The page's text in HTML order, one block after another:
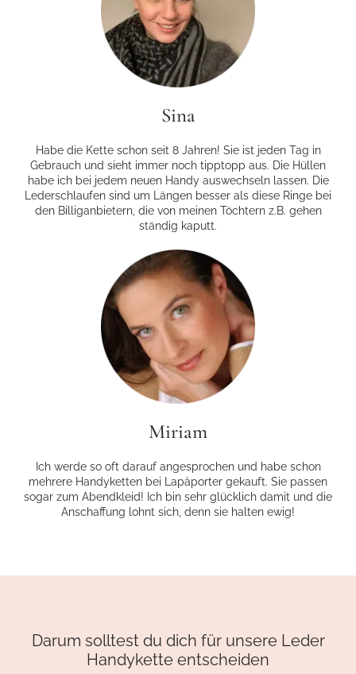
Sina
Habe die Kette schon seit 8 Jahren! Sie ist jeden Tag in
Gebrauch und sieht immer noch tipp­topp aus. Die Hüllen
habe ich bei jedem neuen Handy auswechseln lassen. Die
Lederschlaufen sind um Längen besser als diese Ringe bei
den Billiganbietern, die von meinen Töchtern z.B. gehen
ständig kaputt.
Miriam
Ich werde so oft darauf angesprochen und habe schon
mehrere Handyketten bei Lapàporter gekauft. Sie passen
sogar zum Abendkleid! Ich bin sehr glücklich damit und die
Anschaffung lohnt sich, denn sie halten ewig!
Darum solltest du dich für unsere Leder
Handykette entscheiden